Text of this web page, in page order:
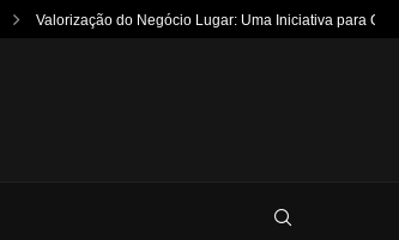
Valorização do Negócio Lugar: Uma Iniciativa para